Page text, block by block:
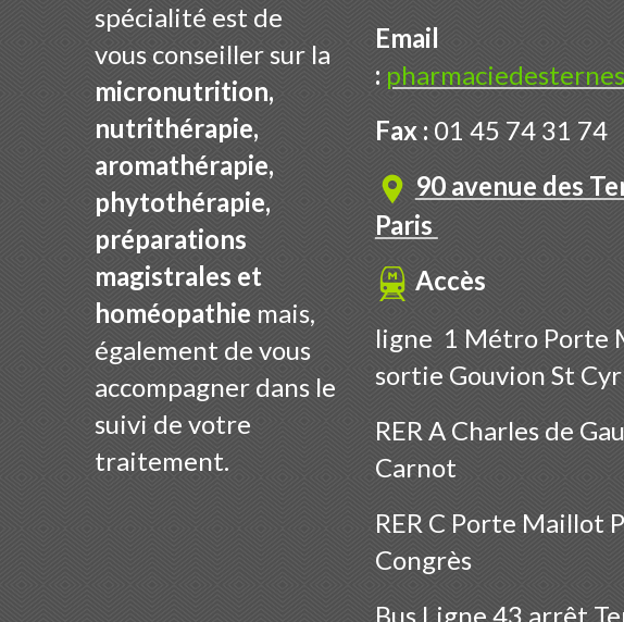
spécialité est de
vous conseiller sur la
micronutrition,
nutrithérapie,
aromathérapie,
phytothérapie,
préparations
magistrales et
homéopathie mais,
également de vous
accompagner dans le
suivi de votre
traitement.
Email
:
Fax : 01 45 74 31 74
90 avenue des
Paris
Accès
ligne 1 Métro Porte
sortie Gouvion St Cyr
RER A Charles de
Carnot
RER C Porte Maillot
Congrès
Bus Ligne 43 arrêt